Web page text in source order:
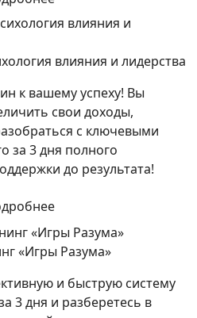
влияния и лидерства
к вашему успеху! Вы
свои доходы,
с ключевыми
за 3 дня полного
до результата!
«Игры Разума»
и быструю систему
3 дня и разберетесь в